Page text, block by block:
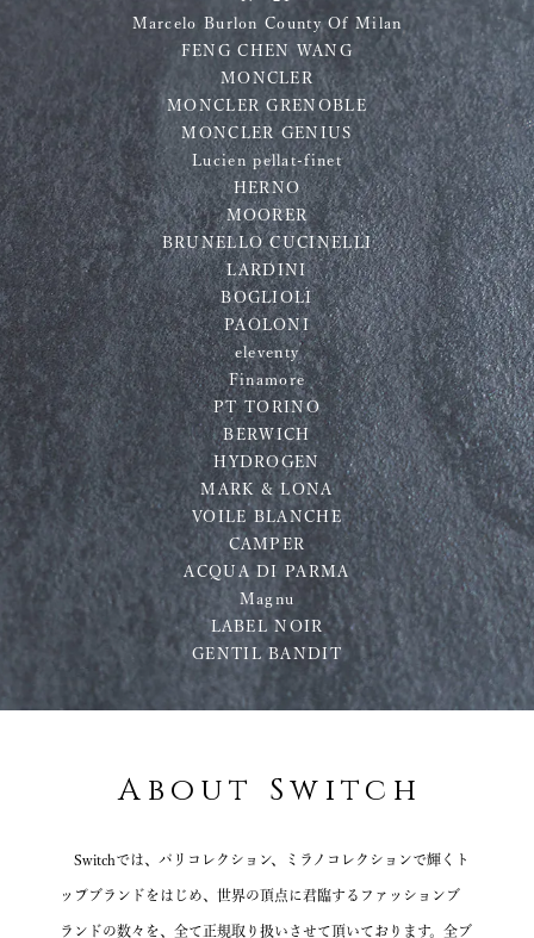
Marcelo Burlon County Of Milan
FENG CHEN WANG
MONCLER
MONCLER GRENOBLE
MONCLER GENIUS
Lucien pellat-finet
HERNO
MOORER
BRUNELLO CUCINELLI
LARDINI
BOGLIOLI
PAOLONI
eleventy
Finamore
PT TORINO
BERWICH
HYDROGEN
MARK & LONA
VOILE BLANCHE
CAMPER
ACQUA DI PARMA
Magnu
LABEL NOIR
GENTIL BANDIT
About Switch
Switchでは、パリコレクション、ミラノコレクションで輝くト
ップブランドをはじめ、世界の頂点に君臨するファッションブ
ランドの数々を、全て正規取り扱いさせて頂いております。全ブ